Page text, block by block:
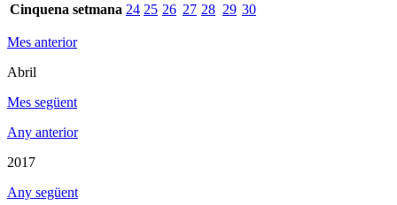
Cinquena setmana 24 25 26 27 28 29 30
Mes anterior
Abril
Mes següent
Any anterior
2017
Any següent